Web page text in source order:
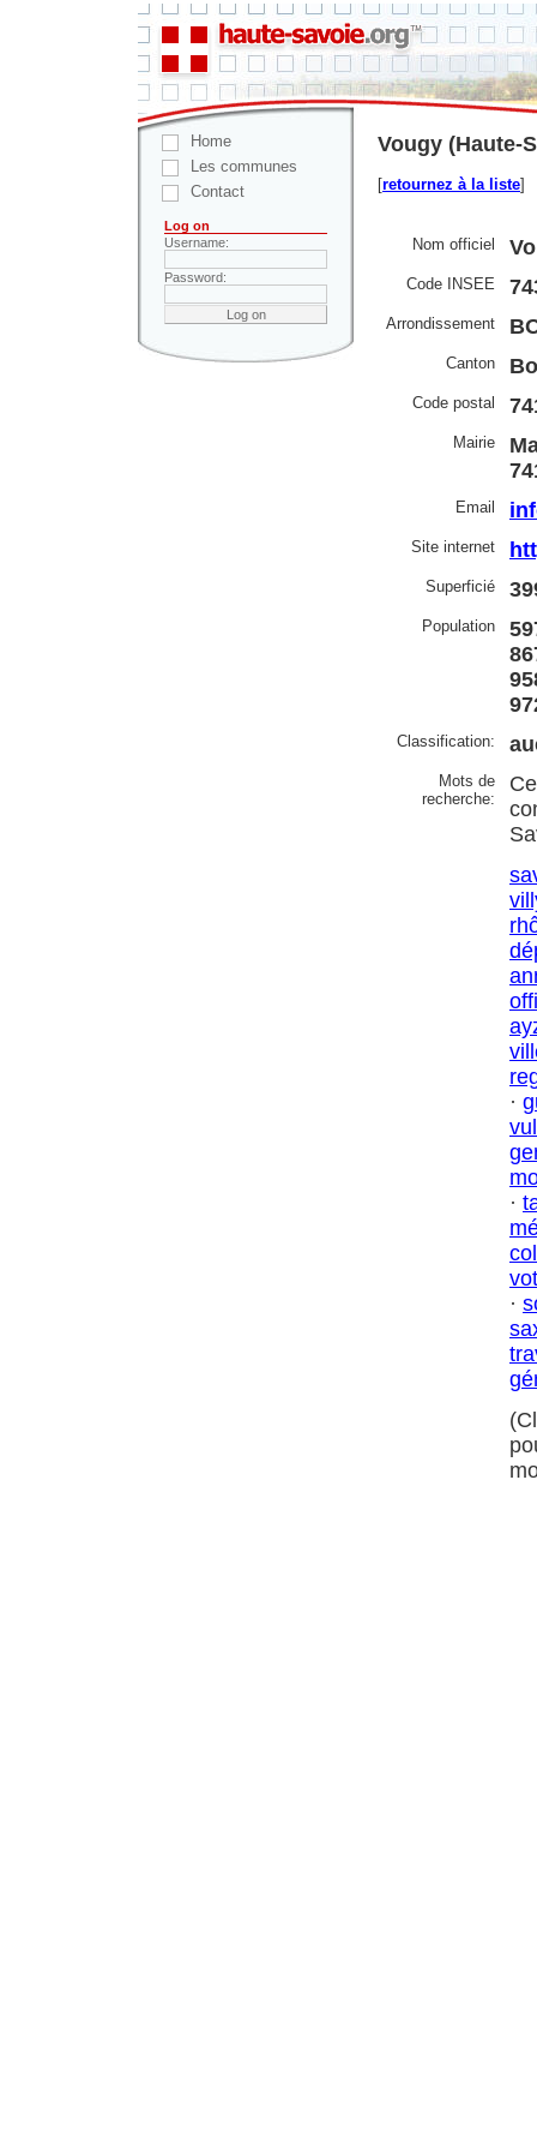
Home
Les communes
Contact
Log on
Username:
Password:
Vougy (Haute-
[retournez à la liste]
Nom officiel
Code INSEE
Arrondissement
Canton
Code postal
Mairie
Email
Site internet
Superficié
Population
Classification:
Mots de
recherche:
·
·
·